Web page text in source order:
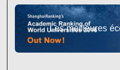
Les meilleures